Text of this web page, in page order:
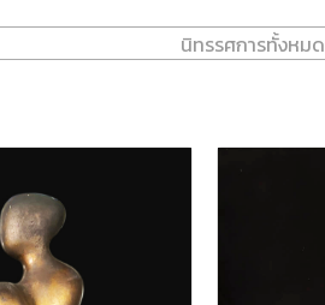
นิทรรศการทั้งหมด